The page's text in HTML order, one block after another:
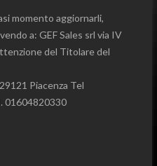
momento aggiornarli,
a: GEF Sales srl via IV
del Titolare del
Piacenza Tel
01604820330